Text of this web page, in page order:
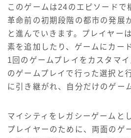
このゲームは24のエピソードで
革命前の初期段階の都市の発展
と進んでいきます。プレイヤー
素を追加したり、ゲームにカー
1回のゲームプレイをカスタマ
のゲームプレイで行った選択と
に引き継がれ、自分だけのゲー
マイシティをレガシーゲームと
プレイヤーのために、両面のゲ